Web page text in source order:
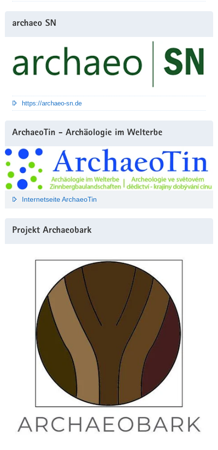
archaeo SN
https://archaeo-sn.de
ArchaeoTin - Archäologie im Welterbe
Internetseite ArchaeoTin
Projekt Archaeobark